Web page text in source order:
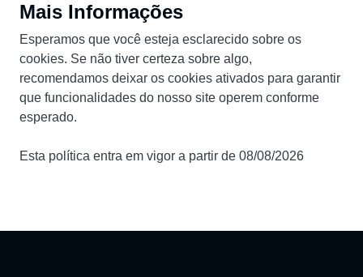
Mais Informações
Esperamos que você esteja esclarecido sobre os
cookies. Se não tiver certeza sobre algo,
recomendamos deixar os cookies ativados para garantir
que funcionalidades do nosso site operem conforme
esperado.
Esta política entra em vigor a partir de 08/08/2026